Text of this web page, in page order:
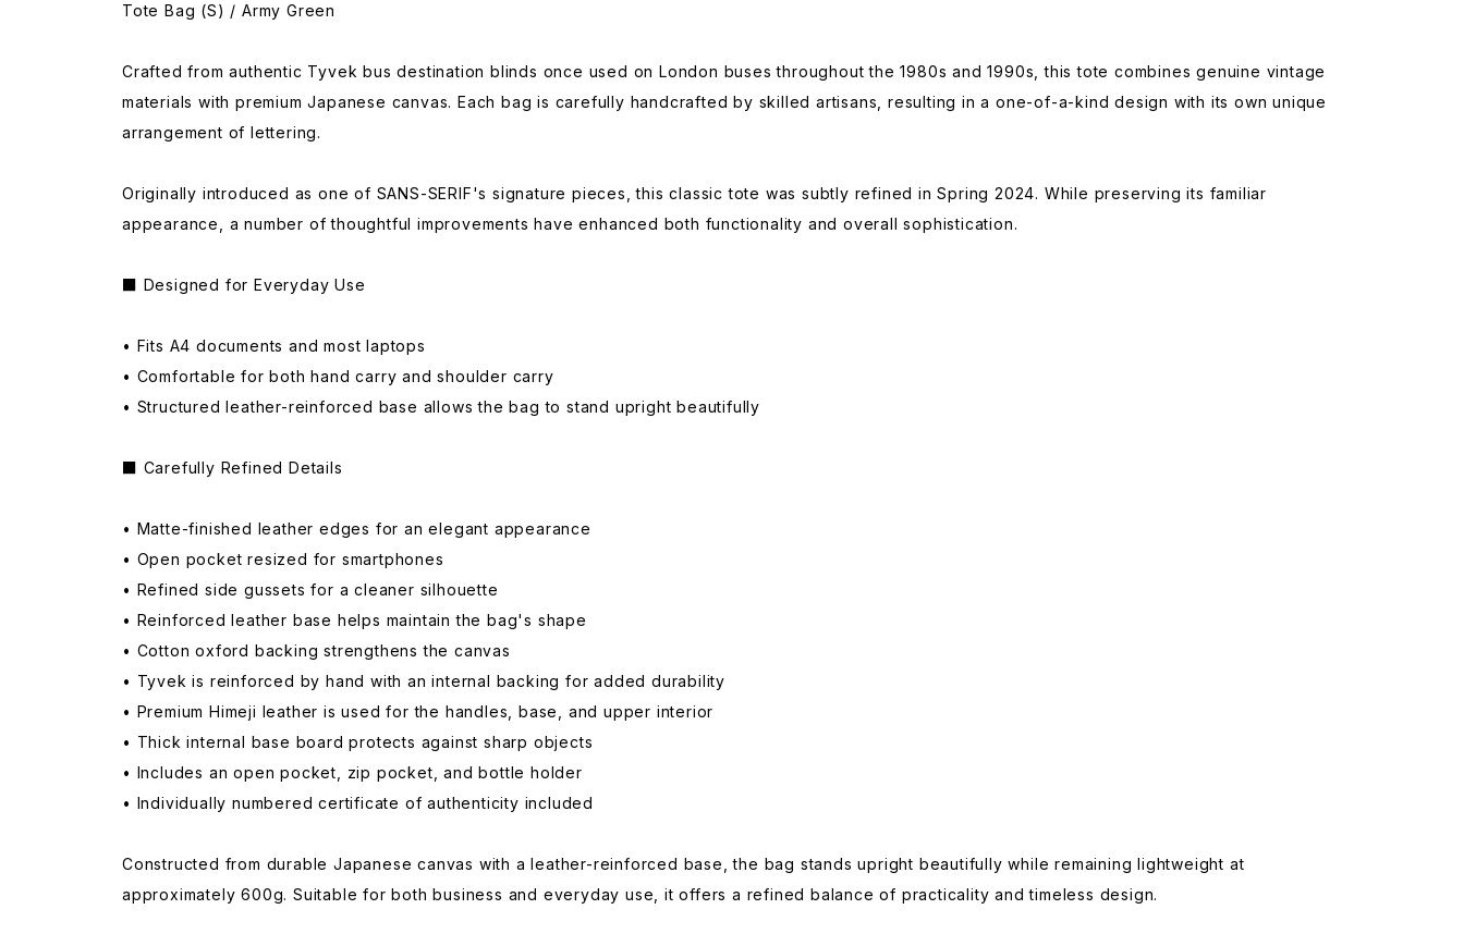
Tote Bag (S) / Army Green
Crafted from authentic Tyvek bus destination blinds once used on London buses throughout the 1980s and 1990s, this tote combines genuine vintage
materials with premium Japanese canvas. Each bag is carefully handcrafted by skilled artisans, resulting in a one-of-a-kind design with its own unique
arrangement of lettering.
Originally introduced as one of SANS-SERIF's signature pieces, this classic tote was subtly refined in Spring 2024. While preserving its familiar
appearance, a number of thoughtful improvements have enhanced both functionality and overall sophistication.
■ Designed for Everyday Use
• Fits A4 documents and most laptops
• Comfortable for both hand carry and shoulder carry
• Structured leather-reinforced base allows the bag to stand upright beautifully
■ Carefully Refined Details
• Matte-finished leather edges for an elegant appearance
• Open pocket resized for smartphones
• Refined side gussets for a cleaner silhouette
• Reinforced leather base helps maintain the bag's shape
• Cotton oxford backing strengthens the canvas
• Tyvek is reinforced by hand with an internal backing for added durability
• Premium Himeji leather is used for the handles, base, and upper interior
• Thick internal base board protects against sharp objects
• Includes an open pocket, zip pocket, and bottle holder
• Individually numbered certificate of authenticity included
Constructed from durable Japanese canvas with a leather-reinforced base, the bag stands upright beautifully while remaining lightweight at
approximately 600g. Suitable for both business and everyday use, it offers a refined balance of practicality and timeless design.